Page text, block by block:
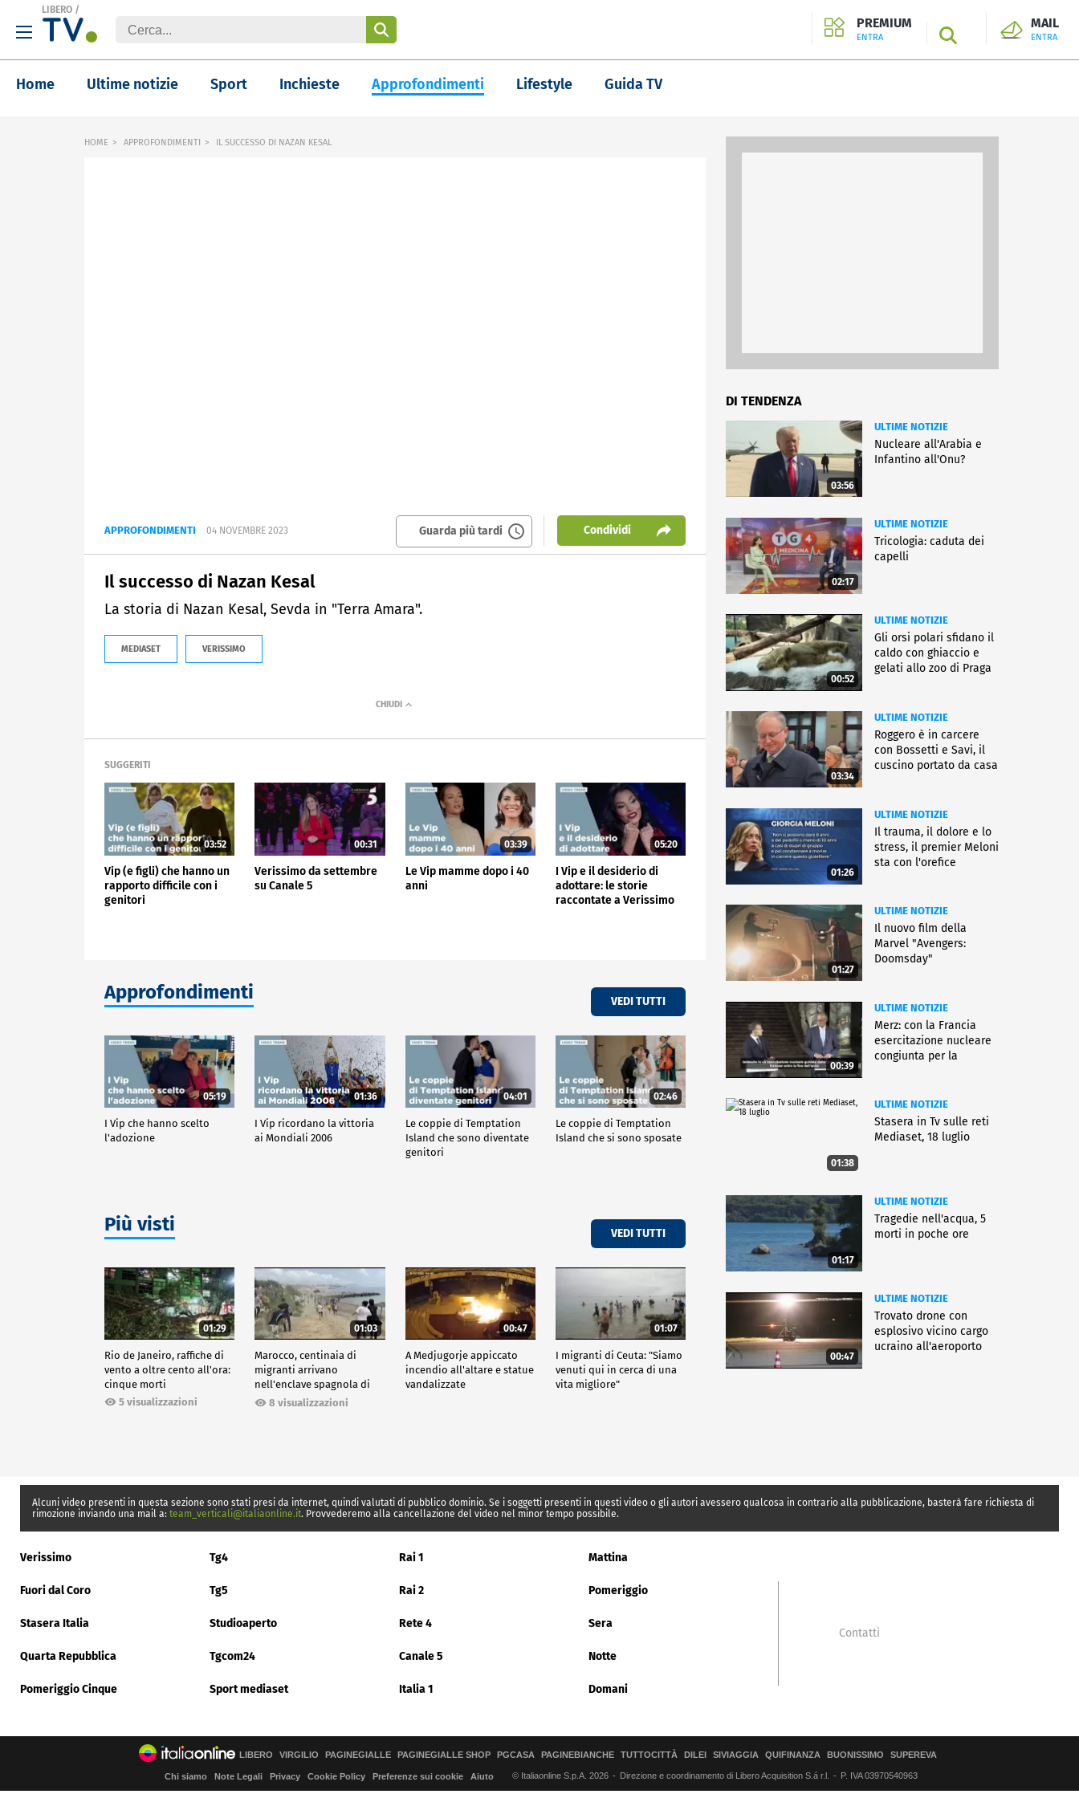
LIBERO /
PREMIUM
ENTRA SEARCH
MAIL
ENTRA
Home Ultime notizie Sport Inchieste Approfondimenti Lifestyle Guida TV
HOME APPROFONDIMENTI IL SUCCESSO DI NAZAN KESAL
APPROFONDIMENTI 04 NOVEMBRE 2023 Guarda più tardi Condividi
Il successo di Nazan Kesal
La storia di Nazan Kesal, Sevda in "Terra Amara".
MEDIASET VERISSIMO
SUGGERITI
03:52
Vip (e figli) che hanno un
rapporto difficile con i
genitori
00:31
Verissimo da settembre
su Canale 5
03:39
Le Vip mamme dopo i 40
anni
05:20
I Vip e il desiderio di
adottare: le storie
raccontate a Verissimo
Approfondimenti VEDI TUTTI
05:19
I Vip che hanno scelto
l'adozione
01:36
I Vip ricordano la vittoria
ai Mondiali 2006
04:01
Le coppie di Temptation
Island che sono diventate
genitori
02:46
Le coppie di Temptation
Island che si sono sposate
Più visti VEDI TUTTI
01:29
Rio de Janeiro, raffiche di
vento a oltre cento all'ora:
cinque morti
5 visualizzazioni
01:03
Marocco, centinaia di
migranti arrivano
nell'enclave spagnola di
Ceuta8 visualizzazioni
00:47
A Medjugorje appiccato
incendio all'altare e statue
vandalizzate
01:07
I migranti di Ceuta: "Siamo
venuti qui in cerca di una
vita migliore"
DI TENDENZA
03:56
ULTIME NOTIZIE
Nucleare all'Arabia e
Infantino all'Onu?
02:17
ULTIME NOTIZIE
Tricologia: caduta dei
capelli
00:52
ULTIME NOTIZIE
Gli orsi polari sfidano il
caldo con ghiaccio e
gelati allo zoo di Praga
03:34
ULTIME NOTIZIE
Roggero è in carcere
con Bossetti e Savi, il
cuscino portato da casa
01:26
ULTIME NOTIZIE
Il trauma, il dolore e lo
stress, il premier Meloni
sta con l'orefice
01:27
ULTIME NOTIZIE
Il nuovo film della
Marvel "Avengers:
Doomsday"
00:39
ULTIME NOTIZIE
Merz: con la Francia
esercitazione nucleare
congiunta per la
01:38
ULTIME NOTIZIE
Stasera in Tv sulle reti
Mediaset, 18 luglio
01:17
ULTIME NOTIZIE
Tragedie nell'acqua, 5
morti in poche ore
00:47
ULTIME NOTIZIE
Trovato drone con
esplosivo vicino cargo
ucraino all'aeroporto
Alcuni video presenti in questa sezione sono stati presi da internet, quindi valutati di pubblico dominio. Se i soggetti presenti in questi video o gli autori avessero qualcosa in contrario alla pubblicazione, basterà fare richiesta di
rimozione inviando una mail a: team_verticali@italiaonline.it. Provvederemo alla cancellazione del video nel minor tempo possibile.
Verissimo Tg4 Rai 1 Mattina
Fuori dal Coro Tg5 Rai 2 Pomeriggio
Stasera Italia Studioaperto Rete 4 Sera
Quarta Repubblica Tgcom24 Canale 5 Notte
Pomeriggio Cinque Sport mediaset Italia 1 Domani
Contatti
LIBERO VIRGILIO PAGINEGIALLE PAGINEGIALLE SHOP PGCASA PAGINEBIANCHE TUTTOCITTÀ DILEI SIVIAGGIA QUIFINANZA BUONISSIMO SUPEREVA
Chi siamo Note Legali Privacy Cookie Policy Preferenze sui cookie Aiuto © Italiaonline S.p.A. 2026 Direzione e coordinamento di Libero Acquisition S.á r.l. P. IVA 03970540963